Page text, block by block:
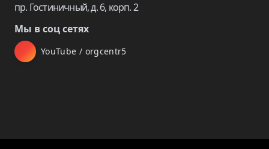
пр. Гостиничный, д. 6, корп. 2
Мы в соц сетях
YouTube / orgcentr5